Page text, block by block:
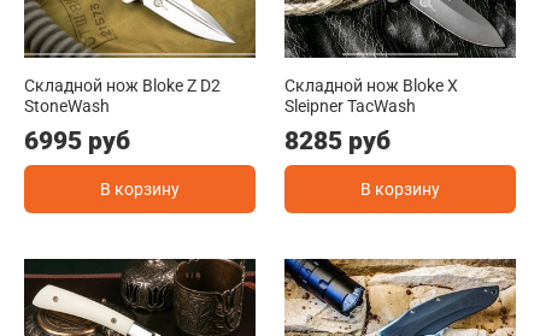
Складной нож Bloke Z D2
StoneWash
6995 руб
В корзину
Складной нож Bloke X
Sleipner TacWash
8285 руб
В корзину